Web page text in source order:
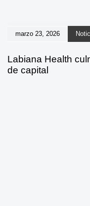
marzo 23, 2026
Labiana Health
de capital